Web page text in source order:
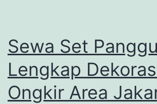
Sewa Set
Lengkap
Ongkir Area